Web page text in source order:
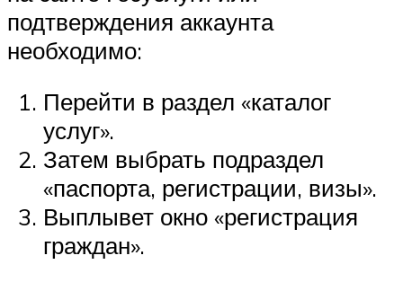
подтверждения аккаунта
необходимо:
Перейти в раздел «каталог
услуг».
Затем выбрать подраздел
«паспорта, регистрации, визы».
Выплывет окно «регистрация
граждан».